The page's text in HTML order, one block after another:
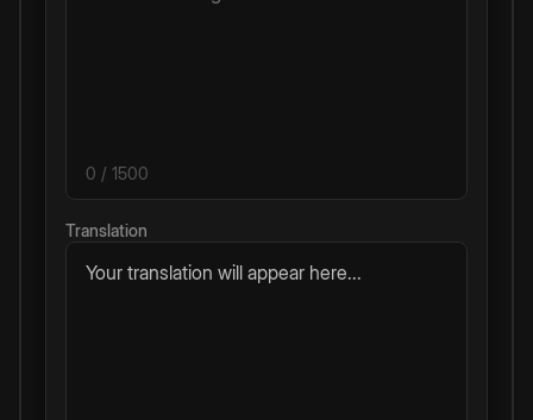
0 / 1500
Translation
Your translation will appear here...